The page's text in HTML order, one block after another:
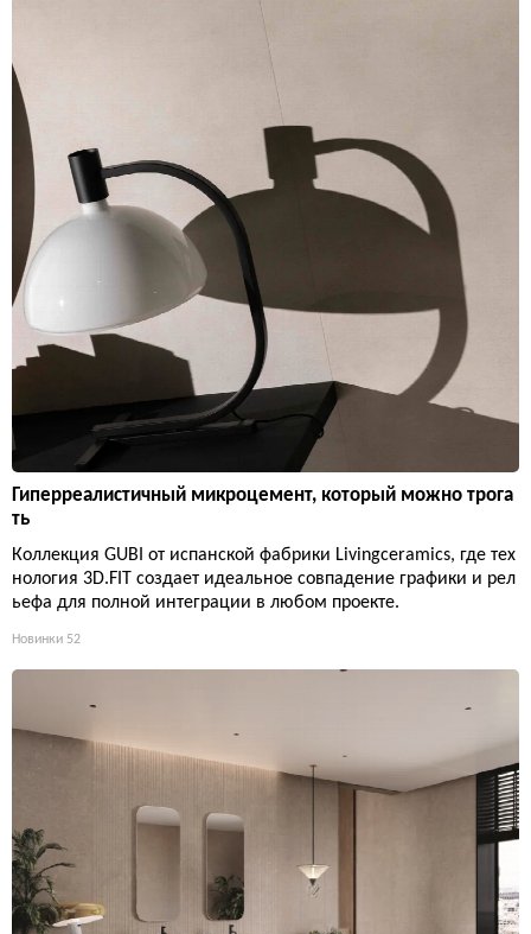
Гиперреалистичный микроцемент, который можно трога
ть
Коллекция GUBI от испанской фабрики Livingceramics, где тех
нология 3D.FIT создает идеальное совпадение графики и рел
ьефа для полной интеграции в любом проекте.
Новинки 52